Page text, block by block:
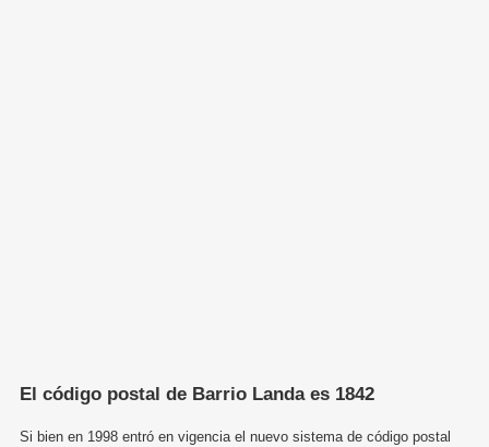
El código postal de Barrio Landa es 1842
Si bien en 1998 entró en vigencia el nuevo sistema de código postal